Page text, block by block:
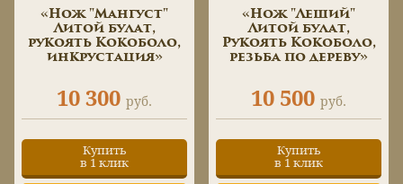
«Нож "Мангуст"
Литой булат,
рукоять Кокоболо,
инкрустация»
10 300 руб.
Купить
в 1 клик
«Нож "Леший"
Литой булат,
Рукоять Кокоболо,
резьба по дереву»
10 500 руб.
Купить
в 1 клик